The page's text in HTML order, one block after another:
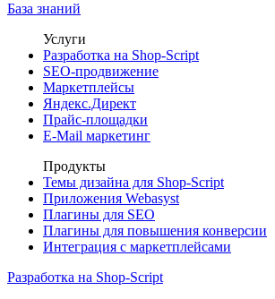
База знаний
Услуги
Разработка на Shop-Script
SEO-продвижение
Маркетплейсы
Яндекс.Директ
Прайс-площадки
E-Mail маркетинг
Продукты
Темы дизайна для Shop-Script
Приложения Webasyst
Плагины для SEO
Плагины для повышения конверсии
Интеграция с маркетплейсами
Разработка на Shop-Script